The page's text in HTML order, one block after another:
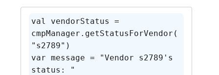
val vendorStatus =
cmpManager.getStatusForVendor(
"s2789")
var message = "Vendor s2789's
status: "